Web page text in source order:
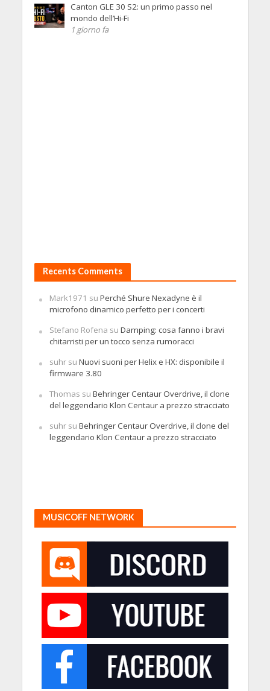
Canton GLE 30 S2: un primo passo nel
mondo dell’Hi-Fi
1 giorno fa
Recents Comments
Mark1971 su Perché Shure Nexadyne è il
microfono dinamico perfetto per i concerti
Stefano Rofena su Damping: cosa fanno i bravi
chitarristi per un tocco senza rumoracci
suhrsu Nuovi suoni per Helix e HX: disponibile il
firmware 3.80
Thomas su Behringer Centaur Overdrive, il clone
del leggendario Klon Centaur a prezzo stracciato
suhrsu Behringer Centaur Overdrive, il clone del
leggendario Klon Centaur a prezzo stracciato
MUSICOFF NETWORK